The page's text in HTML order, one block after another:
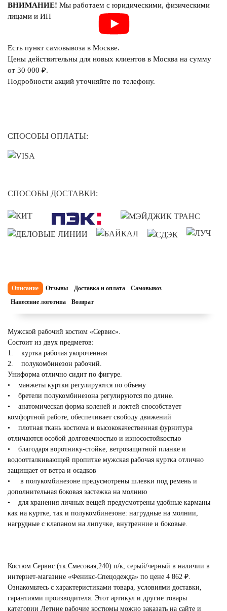
ВНИМАНИЕ! Мы работаем с юридическими, физическими
лицами и ИП
Есть пункт самовывоза в Москве.
Цены действительны для новых клиентов в Москва на сумму
от 30 000 ₽.
Подробности акций уточняйте по телефону.
СПОСОБЫ ОПЛАТЫ:
СПОСОБЫ ДОСТАВКИ:
Описание Отзывы Доставка и оплата
Самовывоз
Нанесение логотипа
Возврат
Мужской рабочий костюм «Сервис».
Состоит из двух предметов:
1. куртка рабочая укороченная
2. полукомбинезон рабочий.
Униформа отлично сидит по фигуре.
• манжеты куртки регулируются по объему
• бретели полукомбинезона регулируются по длине.
• анатомическая форма коленей и локтей способствует
комфортной работе, обеспечивает свободу движений
• плотная ткань костюма и высококачественная фурнитура
отличаются особой долговечностью и износостойкостью
• благодаря воротнику-стойке, ветрозащитной планке и
водоотталкивающей пропитке мужская рабочая куртка отлично
защищает от ветра и осадков
• в полукомбинезоне предусмотрены шлевки под ремень и
дополнительная боковая застежка на молнию
• для хранения личных вещей предусмотрены удобные карманы
как на куртке, так и полукомбинезоне: нагрудные на молнии,
нагрудные с клапаном на липучке, внутренние и боковые.
Костюм Сервис (тк.Смесовая,240) п/к, серый/черный в наличии в
интернет-магазине «Феникс-Спецодежда» по цене 4 862 ₽.
Ознакомьтесь с характеристиками товара, условиями доставки,
гарантиями производителя. Этот артикул и другие товары
категории Летние рабочие костюмы можно заказать на сайте и